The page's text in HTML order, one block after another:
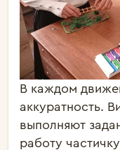
В каждом
аккуратность.
выполняют
работу